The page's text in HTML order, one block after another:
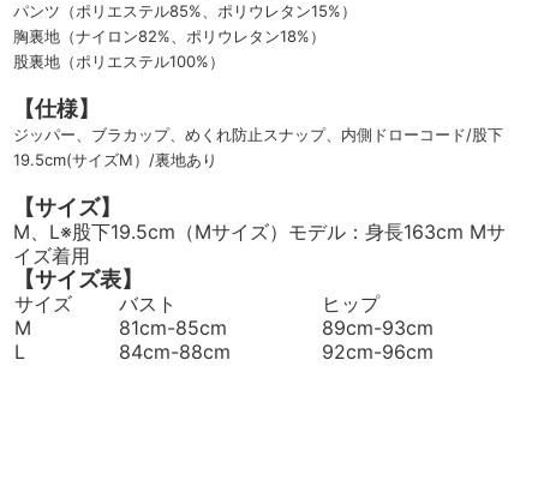
パンツ（ポリエステル85%、ポリウレタン15%）
胸裏地（ナイロン82%、ポリウレタン18%）
股裏地（ポリエステル100%）
【仕様】
ジッパー、ブラカップ、めくれ防止スナップ、内側ドローコード/股下
19.5cm(サイズM）/裏地あり
【サイズ】
M、L※股下19.5cm（Mサイズ）モデル：身長163cm Mサ
イズ着用
【サイズ表】
サイズ バスト
ヒップ
M
81cm-85cm
89cm-93cm
L
84cm-88cm 92cm-96cm